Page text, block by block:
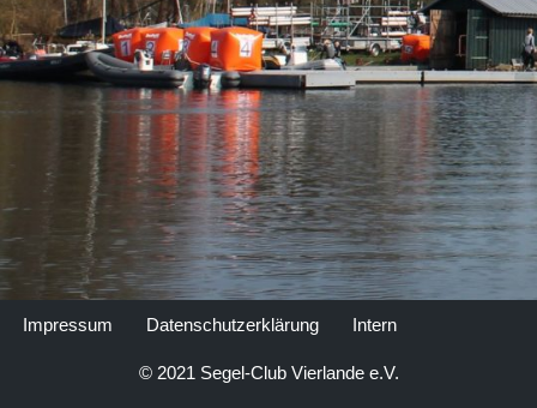
Impressum Datenschutzerklärung Intern
© 2021 Segel-Club Vierlande e.V.